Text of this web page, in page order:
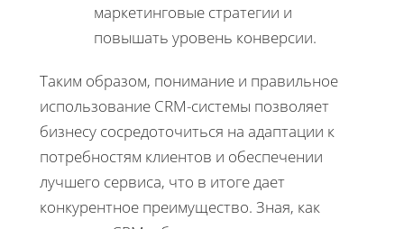
маркетинговые стратегии и
повышать уровень конверсии.
Таким образом, понимание и правильное
использование CRM-системы позволяет
бизнесу сосредоточиться на адаптации к
потребностям клиентов и обеспечении
лучшего сервиса, что в итоге дает
конкурентное преимущество. Зная, как